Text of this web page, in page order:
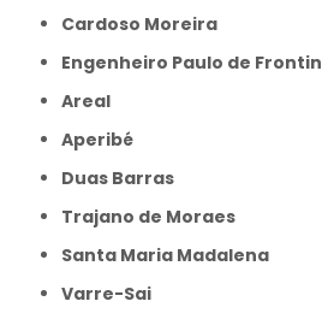
Cardoso Moreira
Engenheiro Paulo de Frontin
Areal
Aperibé
Duas Barras
Trajano de Moraes
Santa Maria Madalena
Varre-Sai